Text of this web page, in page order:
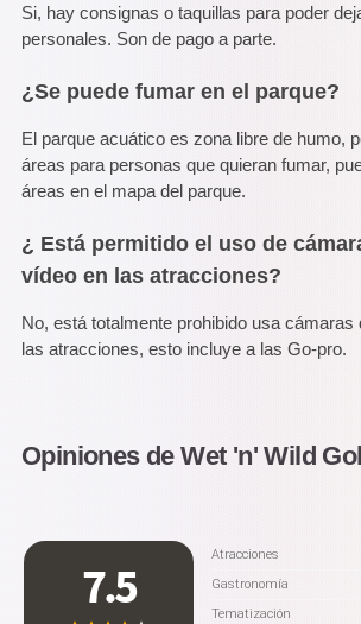
Si, hay consignas o taquillas para poder
personales. Son de pago a parte.
¿Se puede fumar en el parque?
El parque acuático es zona libre de humo,
áreas para personas que quieran fumar,
áreas en el mapa del parque.
¿ Está permitido el uso de
vídeo en las atracciones?
No, está totalmente prohibido usa cámaras
las atracciones, esto incluye a las Go-pro.
Opiniones de Wet 'n' Wild
7.5
Atracciones
Gastronomía
Tematización